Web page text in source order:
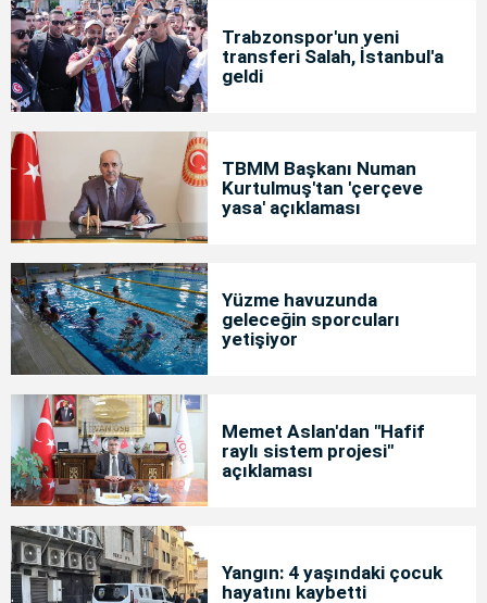
Trabzonspor'un yeni
transferi Salah, İstanbul'a
geldi
TBMM Başkanı Numan
Kurtulmuş'tan 'çerçeve
yasa' açıklaması
Yüzme havuzunda
geleceğin sporcuları
yetişiyor
Memet Aslan'dan "Hafif
raylı sistem projesi"
açıklaması
Yangın: 4 yaşındaki çocuk
hayatını kaybetti